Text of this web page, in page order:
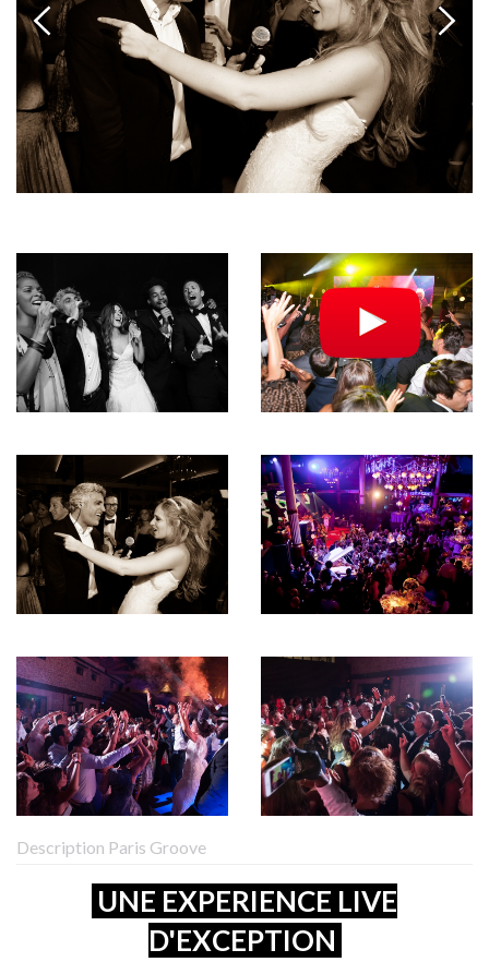
Description Paris Groove
UNE EXPERIENCE LIVE
D'EXCEPTION